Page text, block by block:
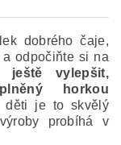
dobrého čaje,
odpočiňte si na
ještě vylepšit,
horkou
je to skvělý
probíhá v